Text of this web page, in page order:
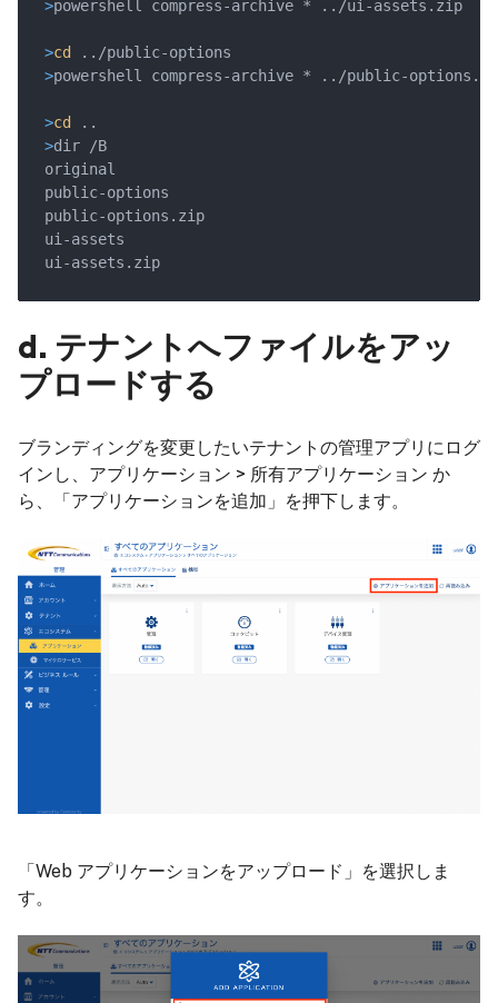
>powershell compress-archive * ../ui-assets.zip
>cd ../public-options
>powershell compress-archive * ../public-
>cd ..
>dir /B
d. テナントへファイルをアッ
プロードする
ブランディングを変更したいテナントの管理アプリにログ
インし、アプリケーション > 所有アプリケーション か
ら、「アプリケーションを追加」を押下します。
「Web アプリケーションをアップロード」を選択しま
す。